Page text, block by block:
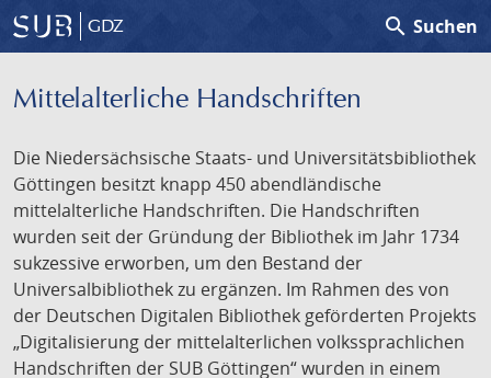
GDZ search Suchen
Mittelalterliche Handschriften
Die Niedersächsische Staats- und Universitätsbibliothek
Göttingen besitzt knapp 450 abendländische
mittelalterliche Handschriften. Die Handschriften
wurden seit der Gründung der Bibliothek im Jahr 1734
sukzessive erworben, um den Bestand der
Universalbibliothek zu ergänzen. Im Rahmen des von
der Deutschen Digitalen Bibliothek geförderten Projekts
„Digitalisierung der mittelalterlichen volkssprachlichen
Handschriften der SUB Göttingen“ wurden in einem